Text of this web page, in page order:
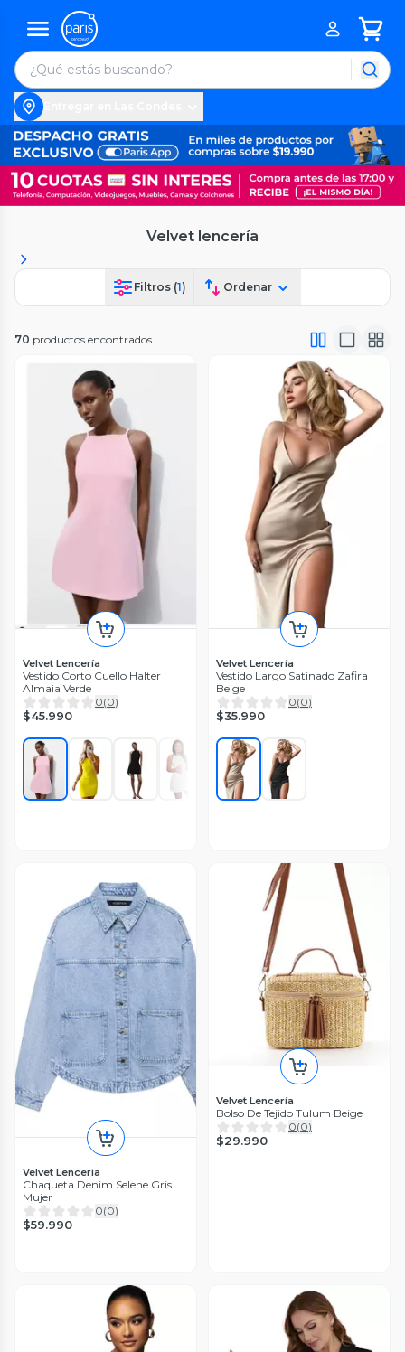
Velvet lencería
Filtros (1) Ordenar
70 productos encontrados
Velvet Lencería
Vestido Corto Cuello Halter
Almaia Verde
0(0)
$45.990
Velvet Lencería
Vestido Largo Satinado Zafira
Beige
0(0)
$35.990
Velvet Lencería
Chaqueta Denim Selene Gris
Mujer
0(0)
$59.990
Velvet Lencería
Bolso De Tejido Tulum Beige
0(0)
$29.990